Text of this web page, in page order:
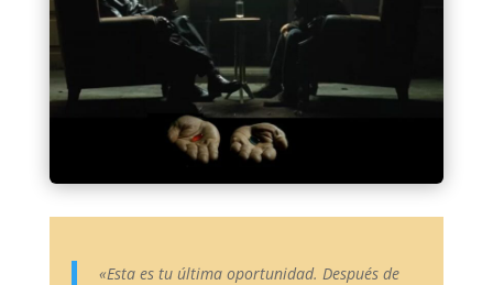
«Esta es tu última oportunidad. Después de